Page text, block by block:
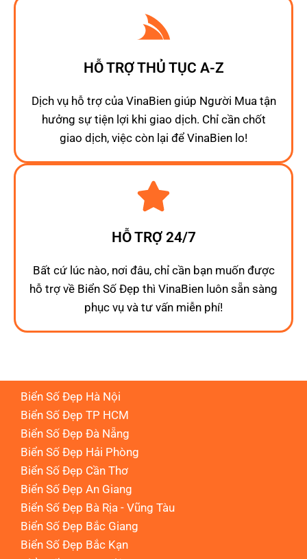
HỖ TRỢ THỦ TỤC A-Z
Dịch vụ hỗ trợ của VinaBien giúp Người Mua tận
hưởng sự tiện lợi khi giao dịch. Chỉ cần chốt
giao dịch, việc còn lại để VinaBien lo!
HỖ TRỢ 24/7
Bất cứ lúc nào, nơi đâu, chỉ cần bạn muốn được
hỗ trợ về Biển Số Đẹp thì VinaBien luôn sẵn sàng
phục vụ và tư vấn miễn phí!
Biển Số Đẹp Hà Nội
Biển Số Đẹp TP HCM
Biển Số Đẹp Đà Nẵng
Biển Số Đẹp Hải Phòng
Biển Số Đẹp Cần Thơ
Biển Số Đẹp An Giang
Biển Số Đẹp Bà Rịa - Vũng Tàu
Biển Số Đẹp Bắc Giang
Biển Số Đẹp Bắc Kạn